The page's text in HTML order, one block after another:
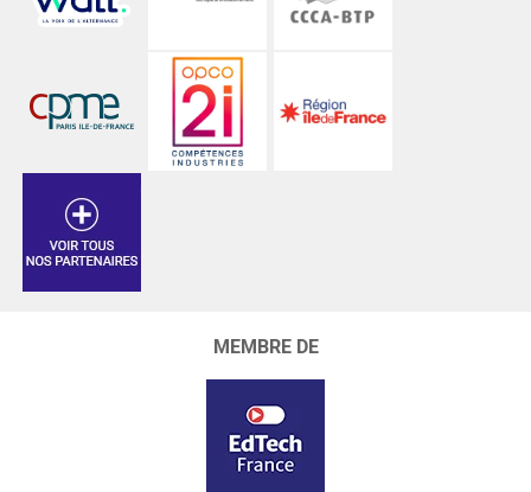
MEMBRE DE